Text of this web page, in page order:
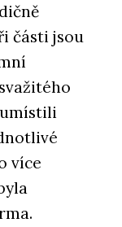
části jsou
více